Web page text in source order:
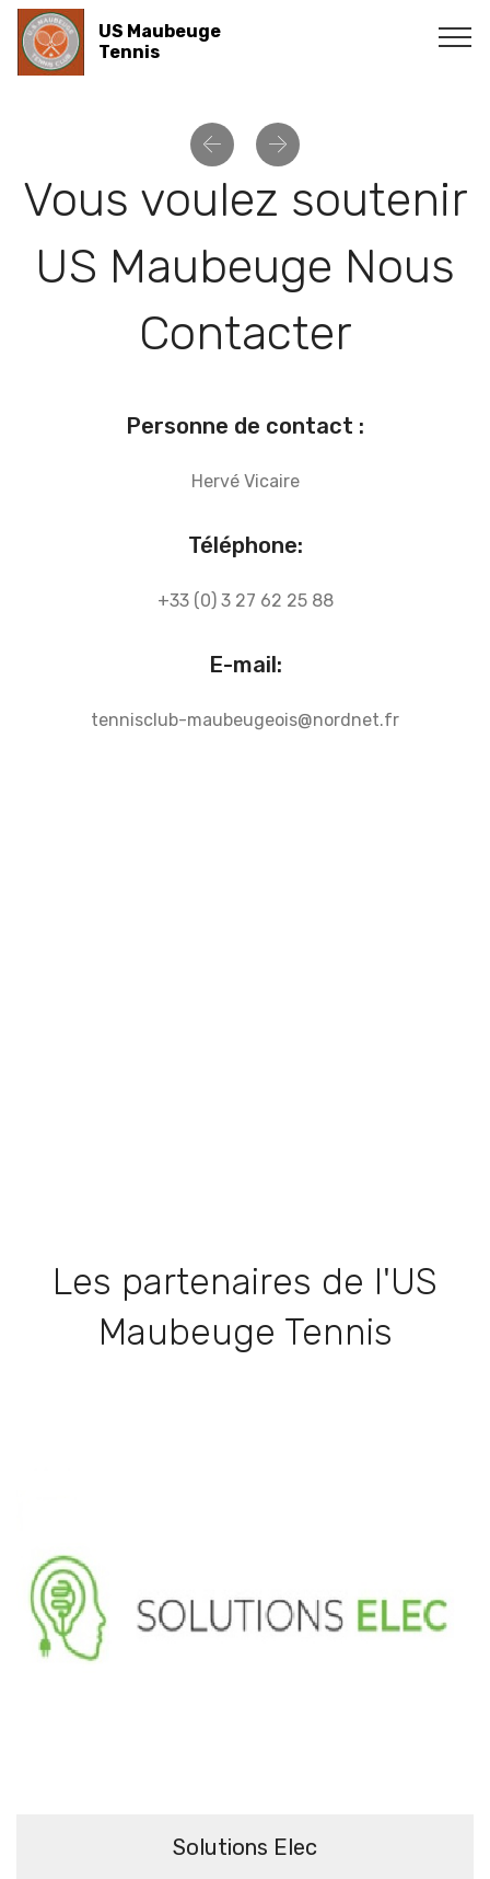
US Maubeuge
Tennis
PrécédentSuivant
Vous voulez soutenir
US Maubeuge Nous
Contacter
Personne de contact :
Hervé Vicaire
Téléphone:
+33 (0) 3 27 62 25 88
E-mail:
tennisclub-maubeugeois@nordnet.fr
Les partenaires de l'US
Maubeuge Tennis
Solutions Elec